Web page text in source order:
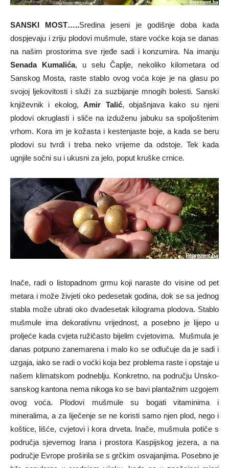
SANSKI MOST…..Sredina jeseni je godišnje doba kada
dospjevaju i zriju plodovi mušmule, stare voćke koja se danas
na našim prostorima sve rjeđe sadi i konzumira. Na imanju
Senada Kumalića, u selu Čaplje, nekoliko kilometara od
Sanskog Mosta, raste stablo ovog voća koje je na glasu po
svojoj ljekovitosti i služi za suzbijanje mnogih bolesti. Sanski
književnik i ekolog,Amir Talić, objašnjava kako su njeni
plodovi okruglasti i sliče na izduženu jabuku sa spoljoštenim
vrhom. Kora im je kožasta i kestenjaste boje, a kada se beru
plodovi su tvrdi i treba neko vrijeme da odstoje. Tek kada
ugnjile sočni su i ukusni za jelo, poput kruške crnice.
Inače, radi o listopadnom grmu koji naraste do visine od pet
metara i može živjeti oko pedesetak godina, dok se sa jednog
stabla može ubrati oko dvadesetak kilograma plodova. Stablo
mušmule ima dekorativnu vrijednost, a posebno je lijepo u
proljeće kada cvjeta ružičasto bijelim cvjetovima. Mušmula je
danas potpuno zanemarena i malo ko se odlučuje da je sadi i
uzgaja, iako se radi o voćki koja bez problema raste i opstaje u
našem klimatskom podneblju. Konkretno, na području Unsko-
sanskog kantona nema nikoga ko se bavi plantažnim uzgojem
ovog voća. Plodovi mušmule su bogati vitaminima i
mineralima, a za liječenje se ne koristi samo njen plod, nego i
koštice, lišće, cvjetovi i kora drveta. Inače, mušmula potiče s
područja sjevernog Irana i prostora Kaspijskog jezera, a na
područje Evrope proširila se s grčkim osvajanjima. Posebno je